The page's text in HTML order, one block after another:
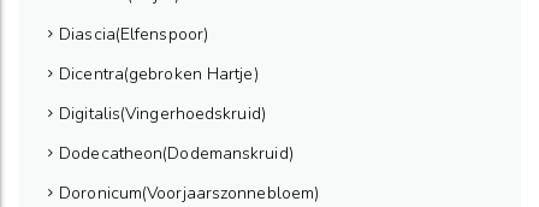
Diascia(Elfenspoor)
Dicentra(gebroken Hartje)
Digitalis(Vingerhoedskruid)
Dodecatheon(Dodemanskruid)
Doronicum(Voorjaarszonnebloem)